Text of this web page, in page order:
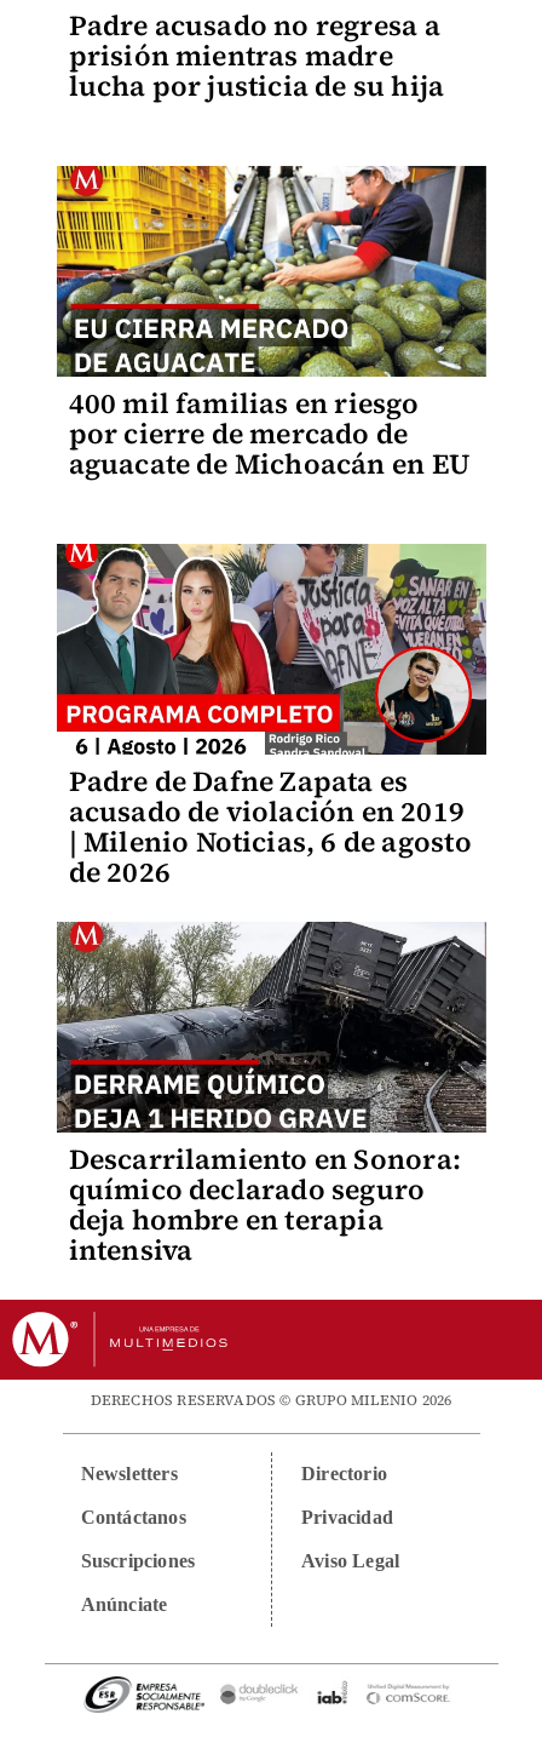
Padre acusado no regresa a
prisión mientras madre
lucha por justicia de su hija
400 mil familias en riesgo
por cierre de mercado de
aguacate de Michoacán en EU
Padre de Dafne Zapata es
acusado de violación en 2019
| Milenio Noticias, 6 de agosto
de 2026
Descarrilamiento en Sonora:
químico declarado seguro
deja hombre en terapia
intensiva
DERECHOS RESERVADOS © GRUPO MILENIO 2026
Newsletters
Contáctanos
Suscripciones
Anúnciate
Directorio
Privacidad
Aviso Legal